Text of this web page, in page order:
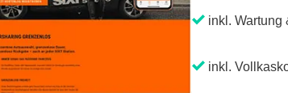
inkl. Wartung
inkl.